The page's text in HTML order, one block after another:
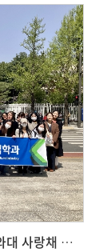
2023년 소비자생활문화산업학과 청와대 사랑채 현장학습